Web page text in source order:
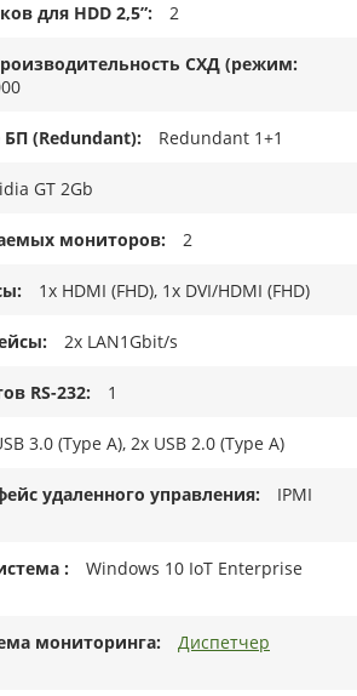
для HDD 2,5” 2
СХД (режим:
(Redundant) Redundant 1+1
GT 2Gb
мониторов 2
1x HDMI (FHD), 1x DVI/HDMI (FHD)
2x LAN1Gbit/s
RS-232 1
3.0 (Type A), 2x USB 2.0 (Type A)
удаленного управления
IPMI
Windows 10 IoT Enterprise
мониторинга
Диспетчер